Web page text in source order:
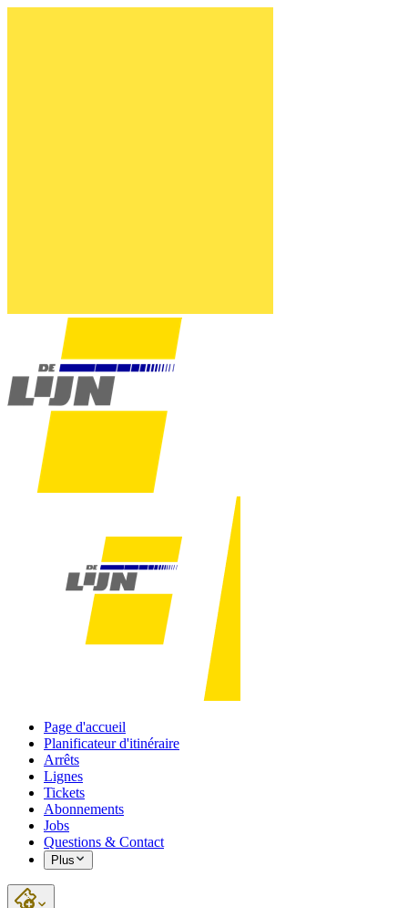
Page d'accueil
Planificateur d'itinéraire
Arrêts
Lignes
Tickets
Abonnements
Jobs
Questions & Contact
Plus